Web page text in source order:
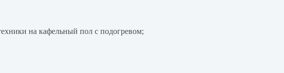
на кафельный пол с подогревом;